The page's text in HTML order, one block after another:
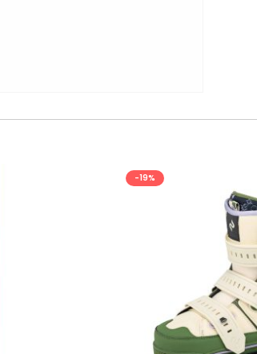
-19%